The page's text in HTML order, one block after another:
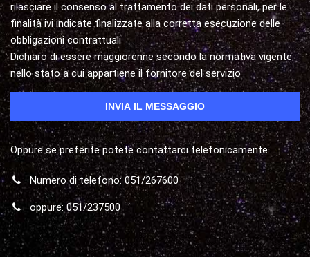
rilasciare il consenso al trattamento dei dati personali, per le
finalità ivi indicate finalizzate alla corretta esecuzione delle
obbligazioni contrattuali
Dichiaro di essere maggiorenne secondo la normativa vigente
nello stato a cui appartiene il fornitore del servizio
Oppure se preferite potete contattarci telefonicamente.
Numero di telefono: 051/267600
oppure: 051/237500